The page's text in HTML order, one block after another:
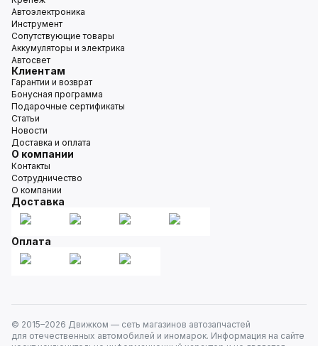
Автоэлектроника
Инструмент
Сопутствующие товары
Аккумуляторы и электрика
Автосвет
Клиентам
Гарантии и возврат
Бонусная программа
Подарочные сертификаты
Статьи
Новости
Доставка и оплата
О компании
Контакты
Сотрудничество
О компании
Доставка
Оплата
© 2015–2026 Движком — сеть магазинов автозапчастей
для отечественных автомобилей и иномарок. Информация на сайте